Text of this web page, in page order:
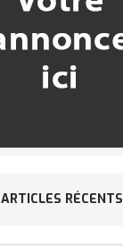
ARTICLES RÉCENTS